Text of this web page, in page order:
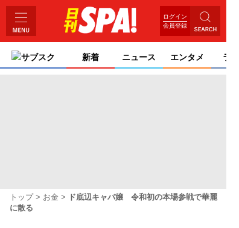
ログイン
会員登録
サブスク 新着 ニュース エンタメ ライ
トップ お金
ド底辺キャバ嬢 令和初の本場参戦で華麗
に散る